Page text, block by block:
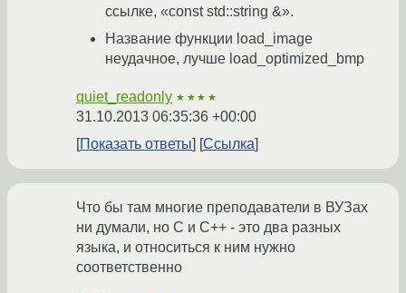
ссылке, «const std::string &».
Название функции load_image
неудачное, лучше load_optimized_bmp
quiet_readonly ★★★★
31.10.2013 06:35:36 +00:00
Показать ответы
Ссылка
Что бы там многие преподаватели в ВУЗах
ни думали, но С и С++ - это два разных
языка, и относиться к ним нужно
соответственно